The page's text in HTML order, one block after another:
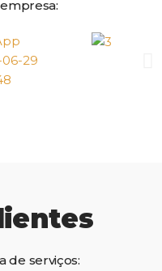
de serviços: